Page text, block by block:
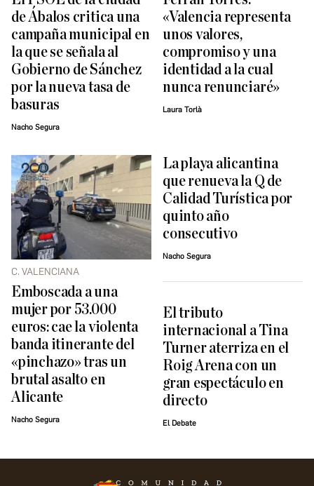
de Ábalos critica una
campaña municipal en
la que se señala al
Gobierno de Sánchez
por la nueva tasa de
basuras
Nacho Segura
«Valencia representa
unos valores,
compromiso y una
identidad a la cual
nunca renunciaré»
Laura Torlà
C. VALENCIANA
Emboscada a una
mujer por 53.000
euros: cae la violenta
banda itinerante del
«pinchazo» tras un
brutal asalto en
Alicante
Nacho Segura
La playa alicantina
que renueva la Q de
Calidad Turística por
quinto año
consecutivo
Nacho Segura
El tributo
internacional a Tina
Turner aterriza en el
Roig Arena con un
gran espectáculo en
directo
El Debate